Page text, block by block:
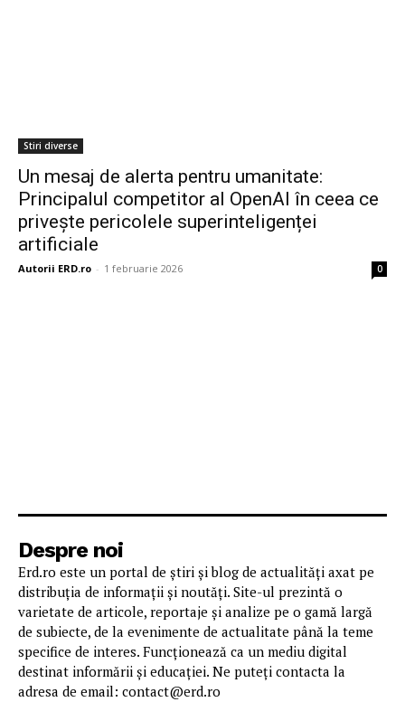
Stiri diverse
Un mesaj de alerta pentru umanitate:
Principalul competitor al OpenAI în ceea ce
privește pericolele superinteligenței
artificiale
Autorii ERD.ro - 1 februarie 2026 0
Despre noi
Erd.ro este un portal de știri și blog de actualități axat pe
distribuția de informații și noutăți. Site-ul prezintă o
varietate de articole, reportaje și analize pe o gamă largă
de subiecte, de la evenimente de actualitate până la teme
specifice de interes. Funcționează ca un mediu digital
destinat informării și educației. Ne puteți contacta la
adresa de email: contact@erd.ro